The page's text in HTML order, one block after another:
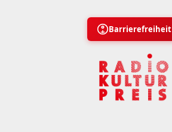
Barrierefreiheit